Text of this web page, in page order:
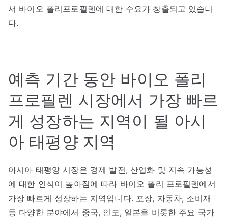
서 바이오 폴리프로필렌에 대한 수요가 창출되고 있습니
다.
예측 기간 동안 바이오 폴리
프로필렌 시장에서 가장 빠르
게 성장하는 지역이 될 아시
아 태평양 지역
아시아 태평양 시장은 경제 발전, 산업화 및 지속 가능성
에 대한 인식이 높아짐에 따라 바이오 폴리 프로필렌에서
가장 빠르게 성장하는 지역입니다. 포장, 자동차, 소비재
등 다양한 분야에서 중국, 인도, 일본을 비롯한 주요 국가